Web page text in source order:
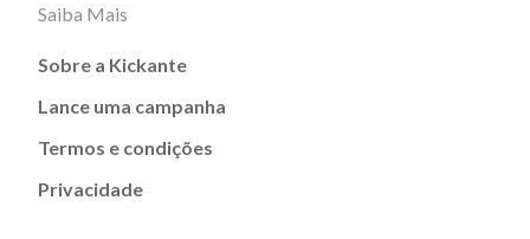
Saiba Mais
Sobre a Kickante
Lance uma campanha
Termos e condições
Privacidade